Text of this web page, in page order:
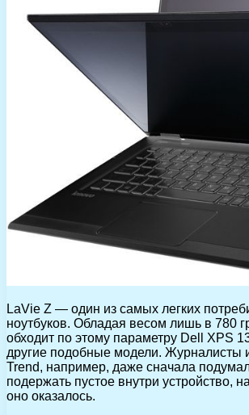
LaVie Z — один из самых легких
ноутбуков. Обладая весом лишь в 780
обходит по этому параметру Dell XPS
другие подобные модели. Журналисты
Trend, например, даже сначала
подержать пустое внутри устройство,
оно оказалось.